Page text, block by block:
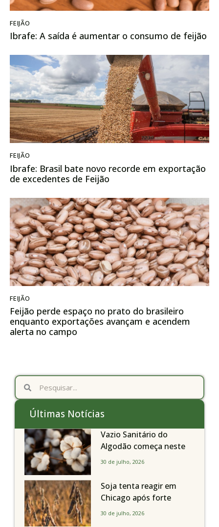
FEIJÃO
Ibrafe: A saída é aumentar o consumo de feijão
FEIJÃO
Ibrafe: Brasil bate novo recorde em exportação
de excedentes de Feijão
FEIJÃO
Feijão perde espaço no prato do brasileiro
enquanto exportações avançam e acendem
alerta no campo
Últimas Notícias
Vazio Sanitário do
Algodão começa neste
sábado, dia 1º de agosto,
Paulo
30 de julho, 2026
Soja tenta reagir em
Chicago após forte
liquidação; portos
30 de julho, 2026